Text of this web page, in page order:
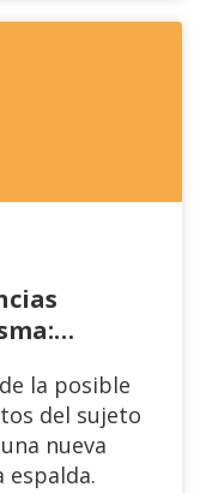
del
la posible
del sujeto
nueva
espalda.